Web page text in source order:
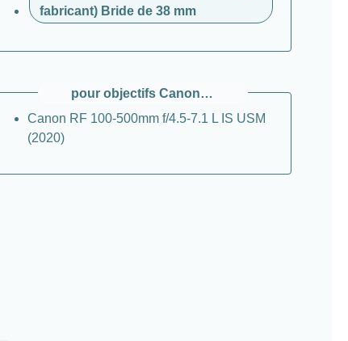
fabricant) Bride de 38 mm
pour objectifs Canon RF
Canon RF 100-500mm f/4.5-7.1 L IS USM
(2020)